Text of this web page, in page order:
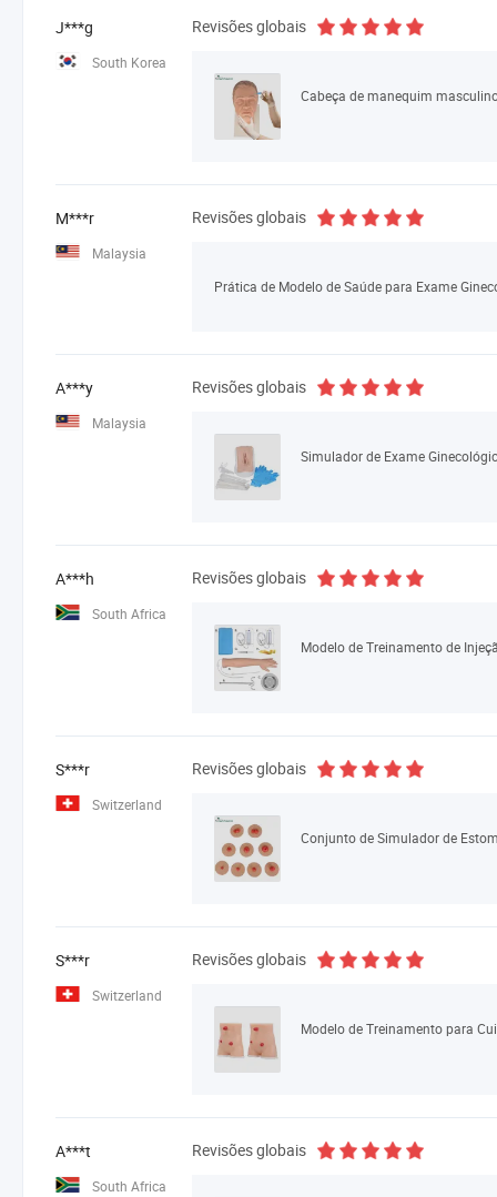
J***g
South Korea
Revisões globais
M***r
Malaysia
Revisões globais
Prática de Modelo de Saúde para Exame
A***y
Malaysia
Revisões globais
Simulador de Exame
A***h
South Africa
Revisões globais
Modelo de Treinamento de
S***r
Switzerland
Revisões globais
Conjunto de Simulador de
S***r
Switzerland
Revisões globais
A***t
South Africa
Revisões globais